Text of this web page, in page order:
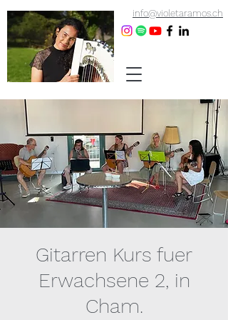
info@violetaramos.ch
Gitarren Kurs fuer
Erwachsene 2, in
Cham.